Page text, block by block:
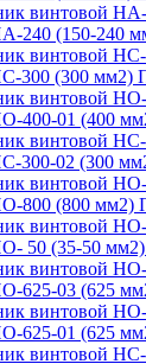
240 (150-240
300 (300 мм2)
400-01 (400
300-02 (300
800 (800 мм2)
50 (35-50 мм2)
625-03 (625
625-01 (625